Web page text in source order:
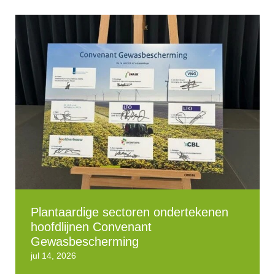
Plantaardige sectoren ondertekenen
hoofdlijnen Convenant
Gewasbescherming
jul 14, 2026